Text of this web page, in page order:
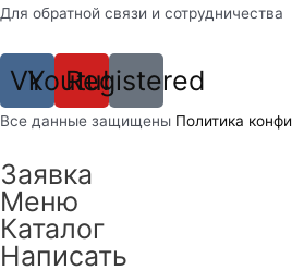
Для обратной связи и сотрудничества
VkYoutube
Registered
Вcе данные защищены Политика
Заявка
Меню
Каталог
Написать